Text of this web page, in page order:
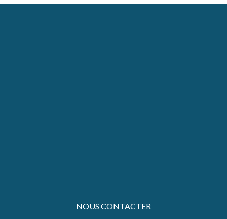
NOUS CONTACTER